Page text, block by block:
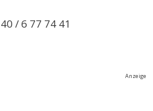
/ 6 77 74 41
Anzeige